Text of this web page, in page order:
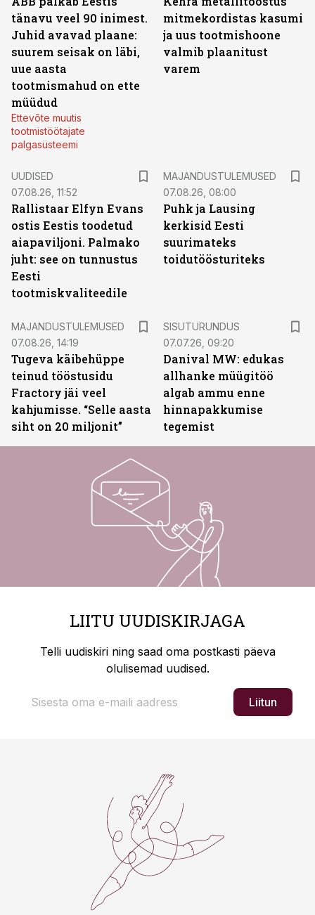
tänavu veel 90 inimest.
Juhid avavad plaane:
suurem seisak on läbi,
uue aasta
tootmismahud on ette
müüdud
Ettevõte muutis
tootmistöötajate
palgasüsteemi
mitmekordistas kasumi
ja uus tootmishoone
valmib plaanitust
varem
UUDISED
07.08.26, 11:52
Rallistaar Elfyn Evans
ostis Eestis toodetud
aiapaviljoni. Palmako
juht: see on tunnustus
Eesti
tootmiskvaliteedile
MAJANDUSTULEMUSED
07.08.26, 08:00
Puhk ja Lausing
kerkisid Eesti
suurimateks
toidutöösturiteks
MAJANDUSTULEMUSED
07.08.26, 14:19
Tugeva käibehüppe
teinud tööstusidu
Fractory jäi veel
kahjumisse. “Selle aasta
siht on 20 miljonit”
SISUTURUNDUS
07.07.26, 09:20
Danival MW: edukas
allhanke müügitöö
algab ammu enne
hinnapakkumise
tegemist
LIITU UUDISKIRJAGA
Telli uudiskiri ning saad oma postkasti päeva
olulisemad uudised.
Liitun